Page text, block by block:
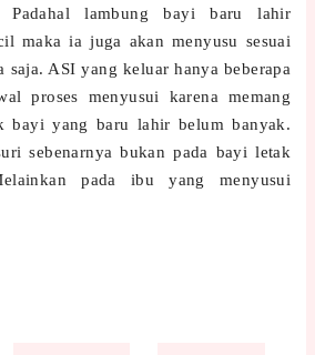
Padahal lambung bayi baru lahir
maka ia juga akan menyusu sesuai
saja. ASI yang keluar hanya beberapa
proses menyusui karena memang
bayi yang baru lahir belum banyak.
sebenarnya bukan pada bayi letak
pada ibu yang menyusui